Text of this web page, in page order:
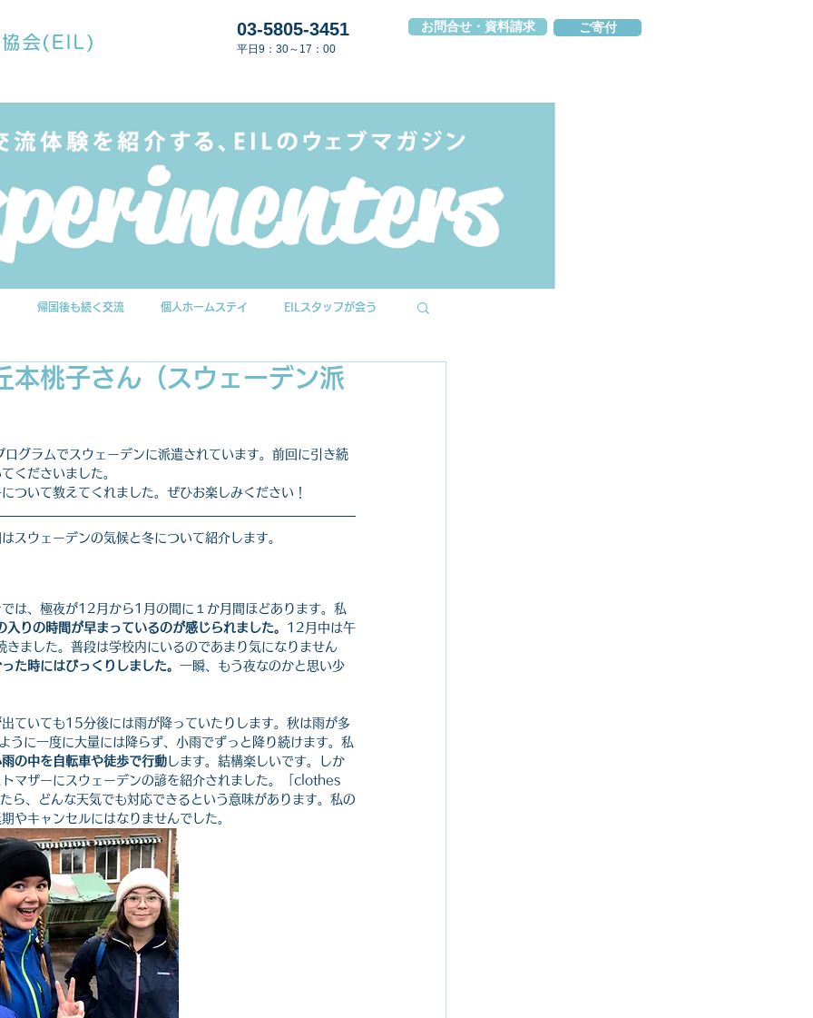
03-5805-3451
平日9：30～17：00
お問合せ・資料請求 ご寄付
帰国後も続く交流 個人ホームステイ EILスタッフが会う
本桃子さん（スウェーデン派
ラムでスウェーデンに派遣されています。前回に引き続
くださいました。
いて教えてくれました。ぜひお楽しみください！
ウェーデンの気候と冬について紹介します。
は、極夜が12月から1月の間に１か月間ほどあります。私
りの時間が早まっているのが感じられました。 12月中は午
ました。普段は学校内にいるのであまり気になりません
た時にはびっくりしました。 一瞬、もう夜なのかと思い少
ていても15分後には雨が降っていたりします。秋は雨が多
に一度に大量には降らず、小雨でずっと降り続けます。私
の中を自転車や徒歩で行動します。結構楽しいです。しか
マザーにスウェーデンの諺を紹介されました。「clothes
、どんな天気でも対応できるという意味があります。私の
やキャンセルにはなりませんでした。